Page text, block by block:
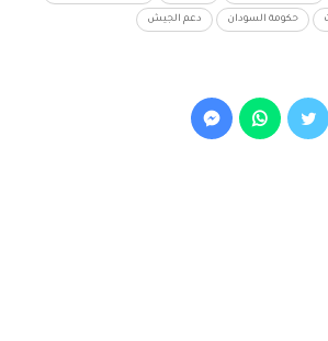
حكومة السودان دعم الجيش